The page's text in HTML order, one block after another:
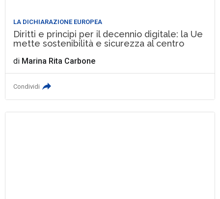
LA DICHIARAZIONE EUROPEA
Diritti e principi per il decennio digitale: la Ue
mette sostenibilità e sicurezza al centro
di Marina Rita Carbone
Condividi